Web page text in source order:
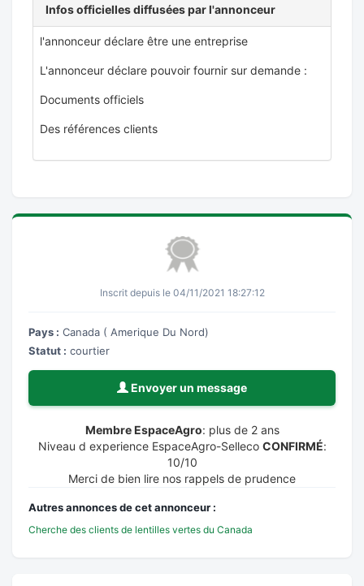
Infos officielles diffusées par l'annonceur
l'annonceur déclare être une entreprise
L'annonceur déclare pouvoir fournir sur demande :
Documents officiels
Des références clients
Inscrit depuis le 04/11/2021 18:27:12
Pays : Canada ( Amerique Du Nord)
Statut : courtier
Envoyer un message
Membre EspaceAgro: plus de 2 ans
Niveau d experience EspaceAgro-Selleco CONFIRMÉ:
10/10
Merci de bien lire nos rappels de prudence
Autres annonces de cet annonceur :
Cherche des clients de lentilles vertes du Canada